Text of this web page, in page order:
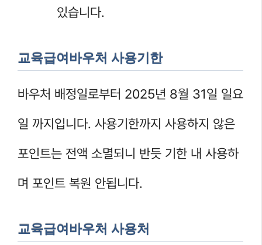
있습니다.
교육급여바우처 사용기한
바우처 배정일로부터 2025년 8월 31일 일요
일 까지입니다. 사용기한까지 사용하지 않은
포인트는 전액 소멸되니 반듯 기한 내 사용하
며 포인트 복원 안됩니다.
교육급여바우처 사용처